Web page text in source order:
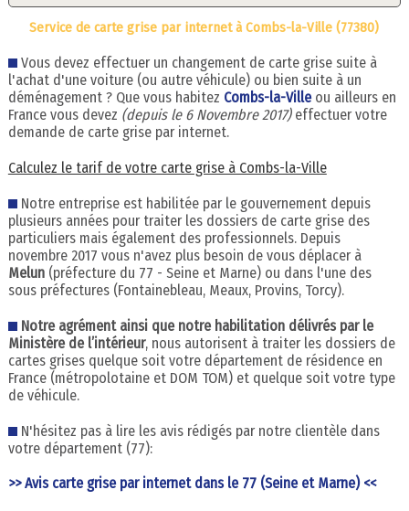
Service de carte grise par internet à Combs-la-Ville (77380)
Vous devez effectuer un changement de carte grise suite à
l'achat d'une voiture (ou autre véhicule) ou bien suite à un
déménagement ? Que vous habitez Combs-la-Ville ou ailleurs en
France vous devez (depuis le 6 Novembre 2017)effectuer votre
demande de carte grise par internet.
Calculez le tarif de votre carte grise à Combs-la-Ville
Notre entreprise est habilitée par le gouvernement depuis
plusieurs années pour traiter les dossiers de carte grise des
particuliers mais également des professionnels. Depuis
novembre 2017 vous n'avez plus besoin de vous déplacer à
Melun(préfecture du 77 - Seine et Marne) ou dans l'une des
sous préfectures (Fontainebleau, Meaux, Provins, Torcy).
Notre agrément ainsi que notre habilitation délivrés par le
Ministère de l’intérieur, nous autorisent à traiter les dossiers de
cartes grises quelque soit votre département de résidence en
France (métropolotaine et DOM TOM) et quelque soit votre type
de véhicule.
N'hésitez pas à lire les avis rédigés par notre clientèle dans
votre département (77):
>> Avis carte grise par internet dans le 77 (Seine et Marne) <<